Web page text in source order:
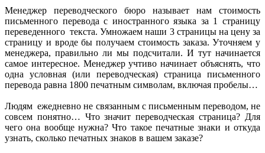
Менеджер переводческого бюро называет нам стоимость
письменного перевода с иностранного языка за 1 страницу
переведенного текста. Умножаем наши 3 страницы на цену за
страницу и вроде бы получаем стоимость заказа. Уточняем у
менеджера, правильно ли мы подсчитали. И тут начинается
самое интересное. Менеджер учтиво начинает объяснять, что
одна условная (или переводческая) страница письменного
перевода равна 1800 печатным символам, включая пробелы…
Людям ежедневно не связанным с письменным переводом, не
совсем понятно… Что значит переводческая страница? Для
чего она вообще нужна? Что такое печатные знаки и откуда
узнать, сколько печатных знаков в вашем заказе?